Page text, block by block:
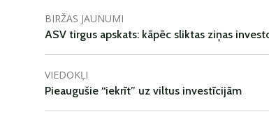
BIRŽAS JAUNUMI
ASV tirgus apskats: kāpēc sliktas ziņas
VIEDOKĻI
Pieaugušie “iekrīt” uz viltus investīcijām